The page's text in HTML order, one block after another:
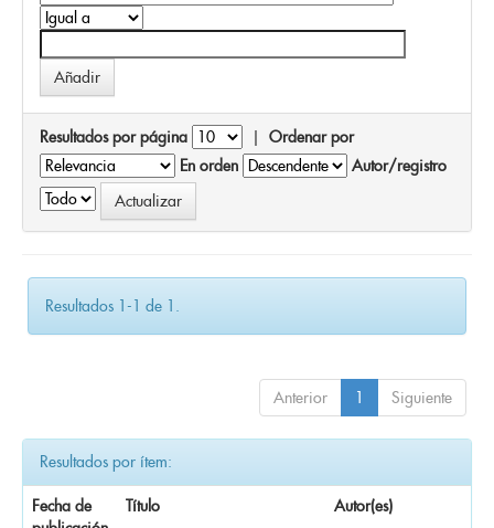
Resultados por página | Ordenar por
En orden
Autor/registro
Resultados 1-1 de 1.
Anterior 1 Siguiente
Resultados por ítem:
Fecha de
Título Autor(es)